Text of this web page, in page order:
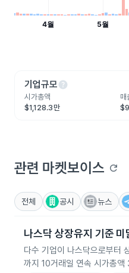
기업규모help
시가총액
$1,128.3만
매
관련 마켓보이스 refresh
전체 공시 뉴스
나스닥 상장유지 기준
다수 기업이 나스닥으로부터
까지 10거래일 연속 시가총액